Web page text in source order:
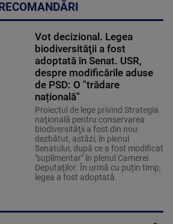
RECOMANDĂRI
Vot decizional. Legea
biodiversităţii a fost
adoptată în Senat. USR,
despre modificările aduse
de PSD: O "trădare
națională"
Proiectul de lege privind Strategia
naţională pentru conservarea
biodiversităţii a fost din nou
dezbătut, astăzi, în plenul
Senatului, după ce a fost modificat
"suplimentar" în plenul Camerei
Deputaţilor. În urmă cu puțin timp,
legea a fost adoptată.